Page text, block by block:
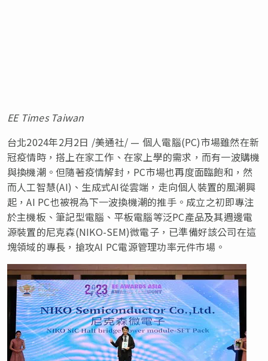
EE Times Taiwan
台北2024年2月2日 /美通社/ — 個人電腦(PC)市場雖然在新
冠疫情時，搭上在家工作、在家上學的需求，而有一波購機
與換機潮。但隨著疫情解封，PC市場也再度面臨飽和，然
而人工智慧(AI)、生成式AI從雲端，走向個人裝置的風潮興
起，AI PC也被視為下一波換機潮的推手。成立之初即專注
於主機板、筆記型電腦、平板電腦等泛PC產品及其週邊電
源裝置的尼克森(NIKO-SEM)微電子，已準備好該公司在這
塊領域的專長，搶攻AI PC電源管理功率元件市場。